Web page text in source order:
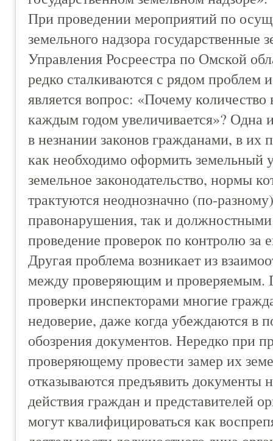
При проведении мероприятий по
земельного надзора государственные
Управления Росреестра по Омской
редко сталкиваются с рядом
является вопрос: «Почему
каждым годом увеличивается»? Одна
в незнании законов гражданами, в их
как необходимо оформить земельный
земельное законодательство, нормы
трактуются неоднозначно (по-
правонарушения, так и
проведение проверок по контролю за
Другая проблема возникает из
между проверяющим и проверяемым.
проверки инспекторами многие
недоверие, даже когда убеждаются в
обозрения документов. Нередко при
проверяющему провести замер их
отказываются предъявить документы
действия граждан и представителей
могут квалифицироваться как